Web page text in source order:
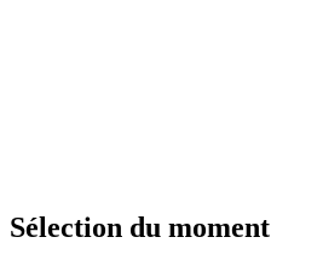
Sélection du moment